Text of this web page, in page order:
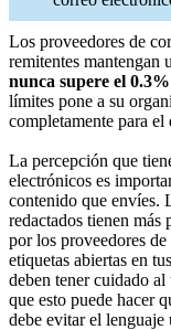
Los proveedores de
remitentes mantengan
nunca supere el 0.3%
límites pone a su
completamente para
La percepción que
electrónicos es
contenido que envíes.
redactados tienen más
por los proveedores
etiquetas abiertas en
deben tener cuidado
que esto puede hacer
debe evitar el lenguaje